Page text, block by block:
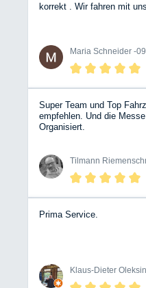
korrekt . Wir fahren mit
Maria Schneider -
Super Team und Top
empfehlen. Und die
Organisiert.
Tilmann
Prima Service.
Klaus-Dieter